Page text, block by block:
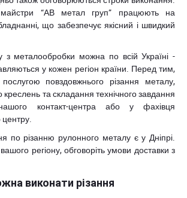
майстри “АВ метал груп” працюють на
що забезпечує якісний і швидкий
з металообробки можна по всій Україні -
у кожен регіон країни. Перед тим,
повздовжнього різання металу,
креслень та складання технічного завдання
контакт-центра або у фахівця
центру.
по різанню рулонного металу є у Дніпрі.
регіону, обговоріть умови доставки з
виконати різання